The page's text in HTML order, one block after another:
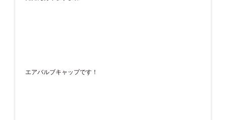
エアバルブキャップです！